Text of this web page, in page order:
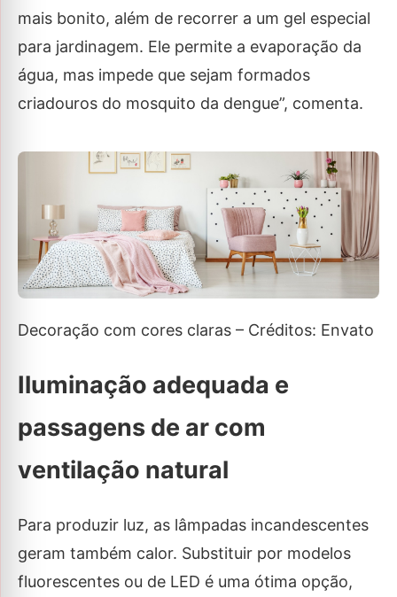
mais bonito, além de recorrer a um gel especial
para jardinagem. Ele permite a evaporação da
água, mas impede que sejam formados
criadouros do mosquito da dengue”, comenta.
Decoração com cores claras – Créditos: Envato
Iluminação adequada e
passagens de ar com
ventilação natural
Para produzir luz, as lâmpadas incandescentes
geram também calor. Substituir por modelos
fluorescentes ou de LED é uma ótima opção,